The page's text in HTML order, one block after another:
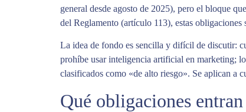
general desde agosto de 2025), pero el bloque
del Reglamento (artículo 113), estas
La idea de fondo es sencilla y difícil de discutir:
prohíbe usar inteligencia artificial en marketing;
clasificados como «de alto riesgo». Se aplican a
Qué obligaciones